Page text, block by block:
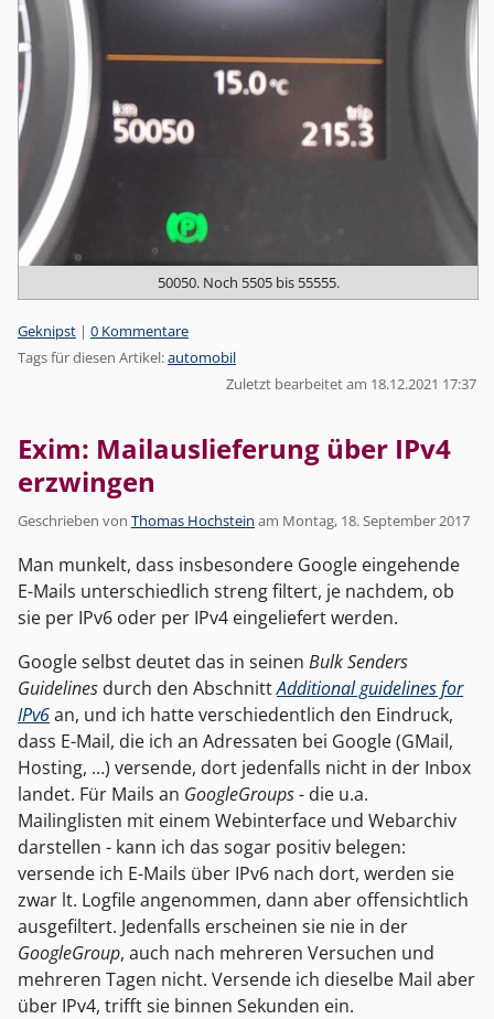
50050. Noch 5505 bis 55555.
Kategorien:
Geknipst | 0 Kommentare
Tags für diesen Artikel:automobil
Zuletzt bearbeitet am 18.12.2021 17:37
Exim: Mailauslieferung über IPv4
erzwingen
Geschrieben von Thomas Hochstein am Montag, 18. September 2017
Man munkelt, dass insbesondere Google eingehende
E-Mails unterschiedlich streng filtert, je nachdem, ob
sie per IPv6 oder per IPv4 eingeliefert werden.
Google selbst deutet das in seinen Bulk Senders
Guidelines durch den AbschnittAdditional guidelines for
IPv6an, und ich hatte verschiedentlich den Eindruck,
dass E-Mail, die ich an Adressaten bei Google (GMail,
Hosting, …) versende, dort jedenfalls nicht in der Inbox
landet. Für Mails an GoogleGroups- die u.a.
Mailinglisten mit einem Webinterface und Webarchiv
darstellen - kann ich das sogar positiv belegen:
versende ich E-Mails über IPv6 nach dort, werden sie
zwar lt. Logfile angenommen, dann aber offensichtlich
ausgefiltert. Jedenfalls erscheinen sie nie in der
GoogleGroup, auch nach mehreren Versuchen und
mehreren Tagen nicht. Versende ich dieselbe Mail aber
über IPv4, trifft sie binnen Sekunden ein.